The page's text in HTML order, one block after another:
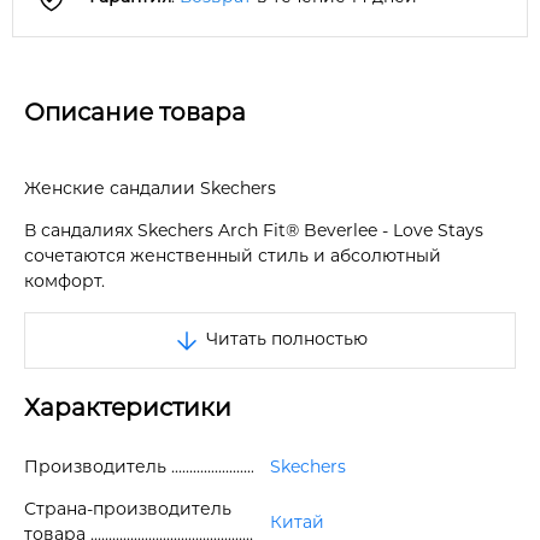
Описание товара
Женские сандалии Skechers
В сандалиях Skechers Arch Fit® Beverlee - Love Stays
сочетаются женственный стиль и абсолютный
комфорт.
текстильный плетеный верх.
вашей стопы, снижая ударную нагрузку и равномерно
распределяя вес.
Пробковая невысокая танкетка с резиновой
Читать полностью
Характеристики
Производитель
Skechers
Страна-производитель
товара
Китай